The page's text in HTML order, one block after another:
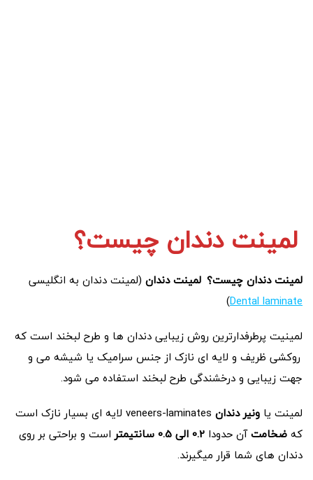
لمینت دندان چیست؟
لمینت دندان چیست؟ لمینت دندان (لمینت دندان به انگلیسی
Dental laminate
)
لمینیت پرطرفدارترین روش زیبایی دندان ها و طرح لبخند است که
روکشی ظریف و لایه ای نازک از جنس سرامیک یا شیشه می و
جهت زیبایی و درخشندگی طرح لبخند استفاده می شود.
لمینت یا ونیر دندان
veneers-laminates لایه ای بسیار نازک است
کهضخامتآن حدودا 0.2 الی 0.5 سانتیمتر است و براحتی بر روی
دندان های شما قرار میگیرند.